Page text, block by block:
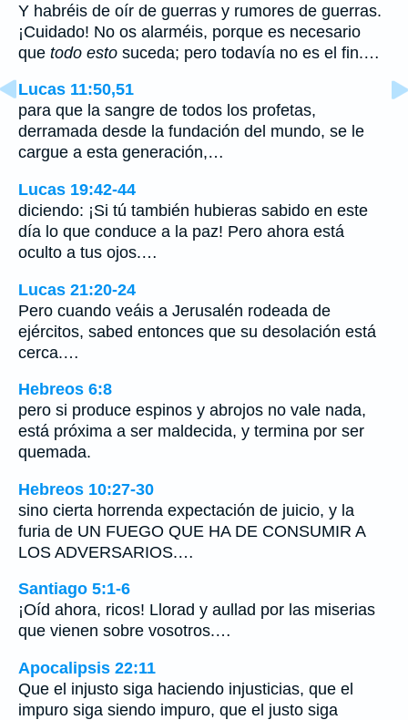
Y habréis de oír de guerras y rumores de guerras.
¡Cuidado! No os alarméis, porque es necesario
que todo esto suceda; pero todavía no es el fin.…
Lucas 11:50,51
para que la sangre de todos los profetas,
derramada desde la fundación del mundo, se le
cargue a esta generación,…
Lucas 19:42-44
diciendo: ¡Si tú también hubieras sabido en este
día lo que conduce a la paz! Pero ahora está
oculto a tus ojos.…
Lucas 21:20-24
Pero cuando veáis a Jerusalén rodeada de
ejércitos, sabed entonces que su desolación está
cerca.…
Hebreos 6:8
pero si produce espinos y abrojos no vale nada,
está próxima a ser maldecida, y termina por ser
quemada.
Hebreos 10:27-30
sino cierta horrenda expectación de juicio, y la
furia de UN FUEGO QUE HA DE CONSUMIR A
LOS ADVERSARIOS.…
Santiago 5:1-6
¡Oíd ahora, ricos! Llorad y aullad por las miserias
que vienen sobre vosotros.…
Apocalipsis 22:11
Que el injusto siga haciendo injusticias, que el
impuro siga siendo impuro, que el justo siga